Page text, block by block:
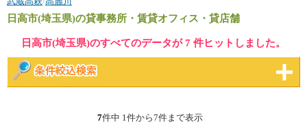
日高市(埼玉県)の貸事務所・賃貸オフィス・貸店舗
日高市(埼玉県)のすべてのデータが 7 件ヒットしました。
7件中 1件から7件まで表示